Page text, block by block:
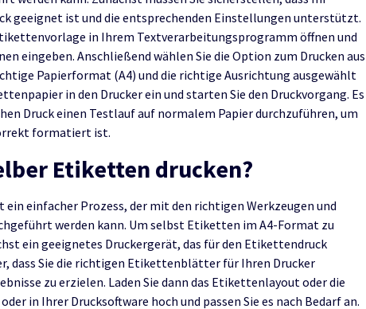
geeignet ist und die entsprechenden Einstellungen unterstützt.
in Ihrem Textverarbeitungsprogramm öffnen und
eingeben. Anschließend wählen Sie die Option zum Drucken aus
Papierformat (A4) und die richtige Ausrichtung ausgewählt
in den Drucker ein und starten Sie den Druckvorgang. Es
Druck einen Testlauf auf normalem Papier durchzuführen, um
formatiert ist.
Etiketten drucken?
ein einfacher Prozess, der mit den richtigen Werkzeugen und
werden kann. Um selbst Etiketten im A4-Format zu
ein geeignetes Druckergerät, das für den Etikettendruck
dass Sie die richtigen Etikettenblätter für Ihren Drucker
zu erzielen. Laden Sie dann das Etikettenlayout oder die
in Ihrer Drucksoftware hoch und passen Sie es nach Bedarf an.